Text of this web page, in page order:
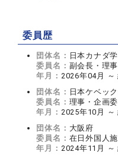
委員歴
団体名： 日本カナダ
委員名： 副会長・理
年月： 2026年04月 ～
団体名： 日本ケベッ
委員名： 理事・企画
年月： 2025年10月 ～
団体名： 大阪府
委員名： 在日外国人
年月： 2024年11月 ～